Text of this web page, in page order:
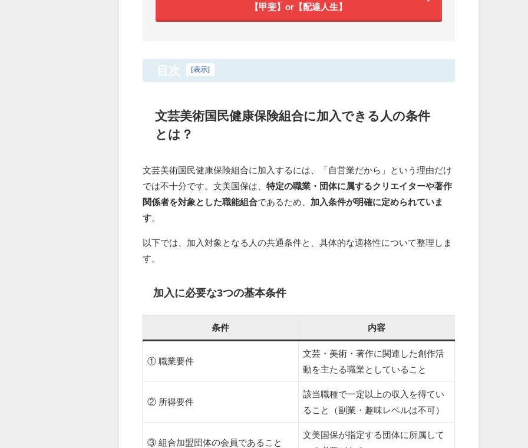
【甲斐】or【配達人生】
目次 [表示
文芸美術国民健康保険組合に加入できる人の条件
とは？
文芸美術国民健康保険組合に加入するには、「自営業だから」という理由だけ
では不十分です。文美国保は、 特定の職業・団体に属するクリエイターや著作
関係者を対象とした職能組合であるため、 加入条件が明確に定められていま
す。
以下では、加入対象となる人の共通条件と、具体的な適格性について整理しま
す。
加入に必要な3つの基本条件
条件 内容
① 職業要件
文芸・美術・著作に関連した創作活
動を主たる職業としていること
② 所得要件
該当職種で一定以上の収入を得てい
ること（副業・趣味レベルは不可）
③ 組合加盟団体の会員であること
文美国保が指定する団体に所属して